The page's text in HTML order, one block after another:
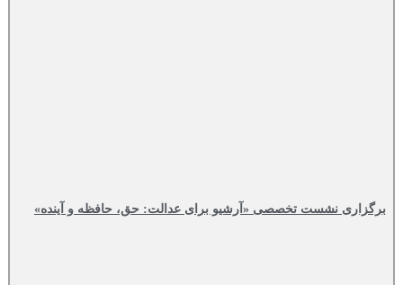
برگزاری نشست تخصصی «آرشیو برای عدالت: حق، حافظه و آینده»